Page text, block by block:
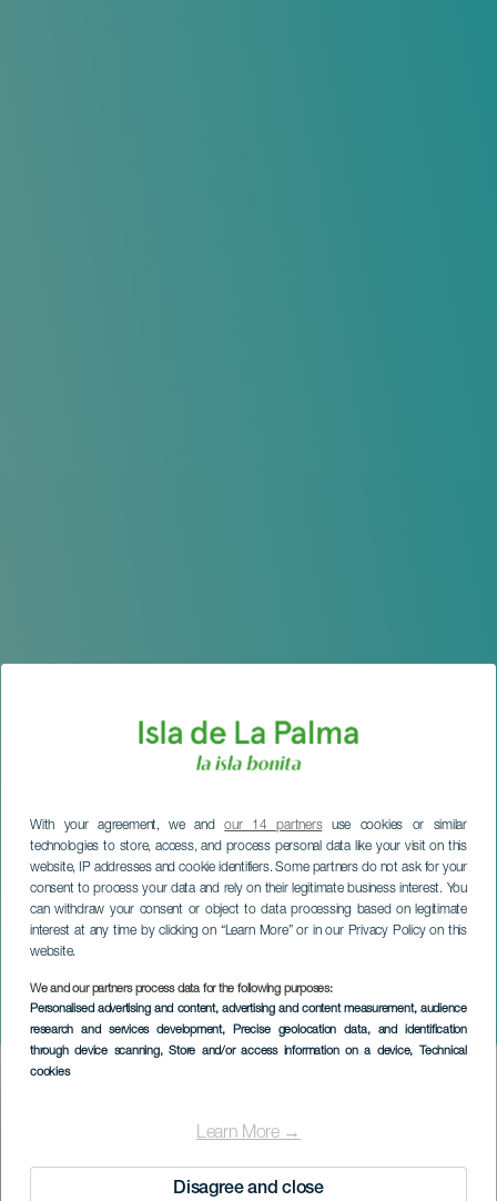
With your agreement, we andour 14 partnersuse cookies or similar
technologies to store, access, and process personal data like your visit on this
website, IP addresses and cookie identifiers. Some partners do not ask for your
consent to process your data and rely on their legitimate business interest. You
can withdraw your consent or object to data processing based on legitimate
interest at any time by clicking on “Learn More” or in our Privacy Policy on this
website.
We and our partners process data for the following purposes:
Personalised advertising and content, advertising and content measurement, audience
research and services development, Precise geolocation data, and identification
through device scanning, Store and/or access information on a device, Technical
cookies
Learn More →
Disagree and close
Pasión Almodóvar
LA PALMA
Imagen